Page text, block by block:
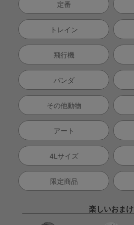
定番
トレイン
飛行機
パンダ
その他動物
アート
4Lサイズ
限定商品
楽しいおまけ